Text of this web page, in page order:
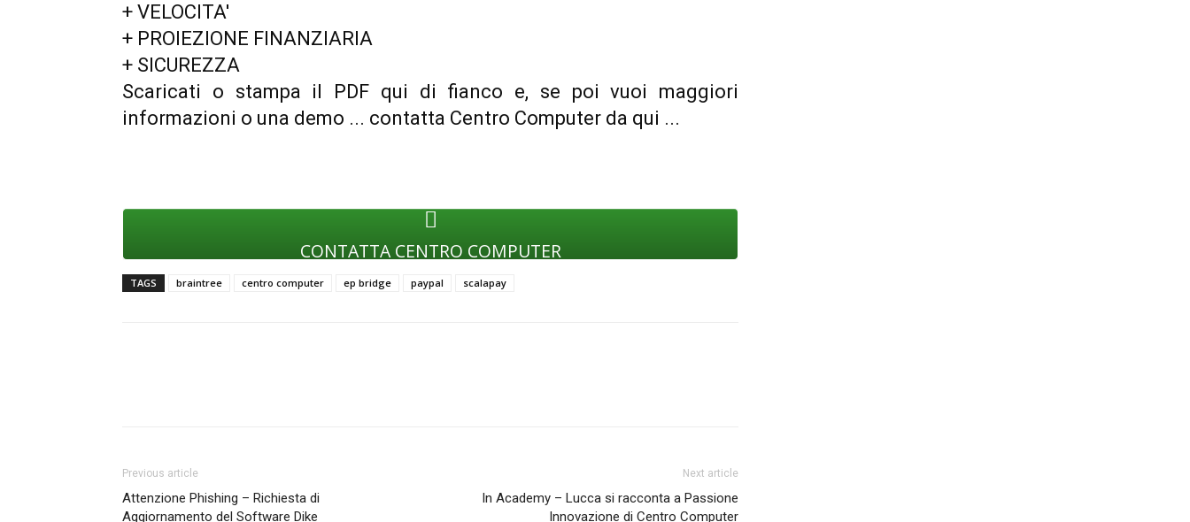
+ VELOCITA'
+ PROIEZIONE FINANZIARIA
+ SICUREZZA
Scaricati o stampa il PDF qui di fianco e, se poi vuoi maggiori
informazioni o una demo ... contatta Centro Computer da qui ...
CONTATTA CENTRO COMPUTER
TAGS braintree centro computer ep bridge paypal scalapay
Previous article
Attenzione Phishing – Richiesta di
Aggiornamento del Software Dike
Next article
In Academy – Lucca si racconta a Passione
Innovazione di Centro Computer